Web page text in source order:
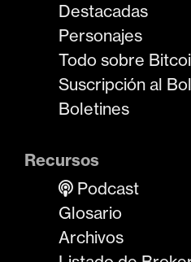
Destacadas
Personajes
Todo sobre
Suscripción al
Boletines
Recursos
Podcast
Glosario
Archivos